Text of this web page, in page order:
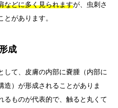
などに多く見られますが、虫刺さ
があります。
成
して、皮膚の内部に嚢腫（内部に
造）が形成されることがありま
るものが代表的で、触ると丸くて